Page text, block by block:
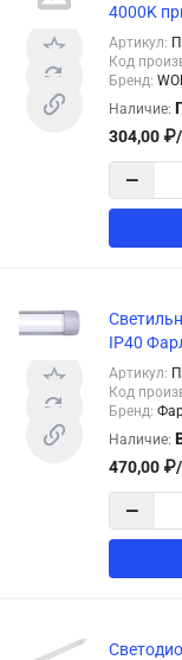
4000K
Артикул:
Код
Бренд:
Наличие:
304,00 ₽/
−
IP40
Артикул:
Код
Бренд:
Наличие:
470,00 ₽/
−